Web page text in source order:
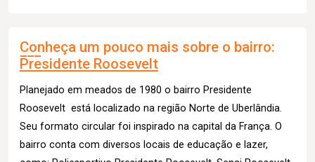
Conheça um pouco mais sobre o bairro:
Presidente Roosevelt
Planejado em meados de 1980 o bairro Presidente
Roosevelt está localizado na região Norte de Uberlândia.
Seu formato circular foi inspirado na capital da França. O
bairro conta com diversos locais de educação e lazer,